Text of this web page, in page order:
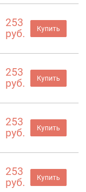
253
руб.
Купить
253
руб.
Купить
253
руб.
Купить
253
руб.
Купить